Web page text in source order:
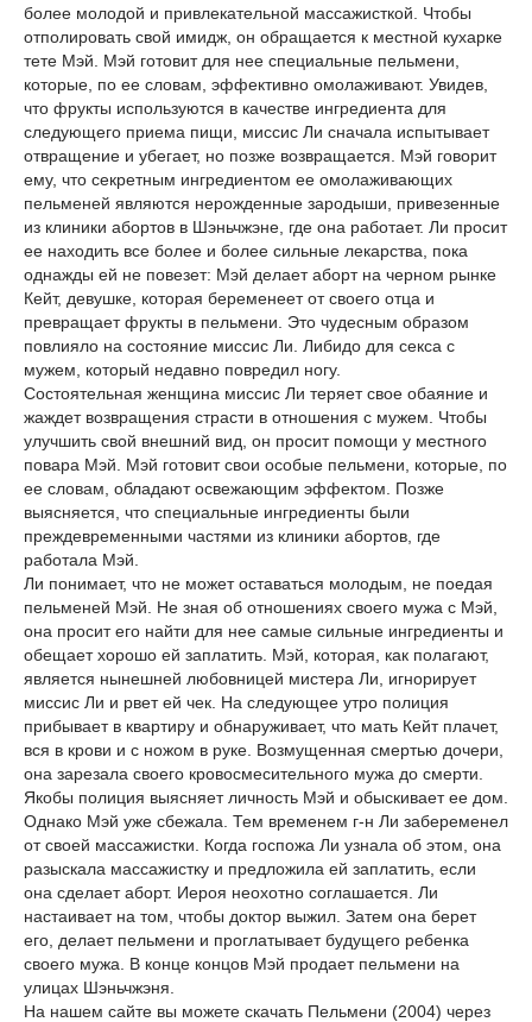
более молодой и привлекательной массажисткой. Чтобы
отполировать свой имидж, он обращается к местной кухарке
тете Мэй. Мэй готовит для нее специальные пельмени,
которые, по ее словам, эффективно омолаживают. Увидев,
что фрукты используются в качестве ингредиента для
следующего приема пищи, миссис Ли сначала испытывает
отвращение и убегает, но позже возвращается. Мэй говорит
ему, что секретным ингредиентом ее омолаживающих
пельменей являются нерожденные зародыши, привезенные
из клиники абортов в Шэньчжэне, где она работает. Ли просит
ее находить все более и более сильные лекарства, пока
однажды ей не повезет: Мэй делает аборт на черном рынке
Кейт, девушке, которая беременеет от своего отца и
превращает фрукты в пельмени. Это чудесным образом
повлияло на состояние миссис Ли. Либидо для секса с
мужем, который недавно повредил ногу.
Состоятельная женщина миссис Ли теряет свое обаяние и
жаждет возвращения страсти в отношения с мужем. Чтобы
улучшить свой внешний вид, он просит помощи у местного
повара Мэй. Мэй готовит свои особые пельмени, которые, по
ее словам, обладают освежающим эффектом. Позже
выясняется, что специальные ингредиенты были
преждевременными частями из клиники абортов, где
работала Мэй.
Ли понимает, что не может оставаться молодым, не поедая
пельменей Мэй. Не зная об отношениях своего мужа с Мэй,
она просит его найти для нее самые сильные ингредиенты и
обещает хорошо ей заплатить. Мэй, которая, как полагают,
является нынешней любовницей мистера Ли, игнорирует
миссис Ли и рвет ей чек. На следующее утро полиция
прибывает в квартиру и обнаруживает, что мать Кейт плачет,
вся в крови и с ножом в руке. Возмущенная смертью дочери,
она зарезала своего кровосмесительного мужа до смерти.
Якобы полиция выясняет личность Мэй и обыскивает ее дом.
Однако Мэй уже сбежала. Тем временем г-н Ли забеременел
от своей массажистки. Когда госпожа Ли узнала об этом, она
разыскала массажистку и предложила ей заплатить, если
она сделает аборт. Иероя неохотно соглашается. Ли
настаивает на том, чтобы доктор выжил. Затем она берет
его, делает пельмени и проглатывает будущего ребенка
своего мужа. В конце концов Мэй продает пельмени на
улицах Шэньчжэня.
На нашем сайте вы можете скачать Пельмени (2004) через